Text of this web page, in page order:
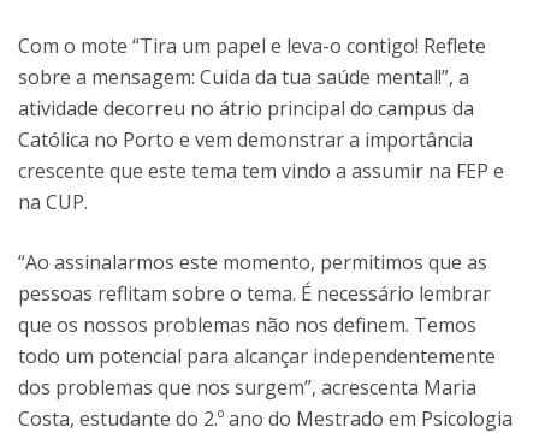
Com o mote “Tira um papel e leva-o contigo! Reflete
sobre a mensagem: Cuida da tua saúde mental!”, a
atividade decorreu no átrio principal do campus da
Católica no Porto e vem demonstrar a importância
crescente que este tema tem vindo a assumir na FEP e
na CUP.
“Ao assinalarmos este momento, permitimos que as
pessoas reflitam sobre o tema. É necessário lembrar
que os nossos problemas não nos definem. Temos
todo um potencial para alcançar independentemente
dos problemas que nos surgem”, acrescenta Maria
Costa, estudante do 2.º ano do Mestrado em Psicologia